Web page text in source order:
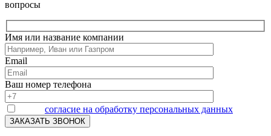
вопросы
Имя или название компании
Email
Ваш номер телефона
согласие на обработку персональных данных